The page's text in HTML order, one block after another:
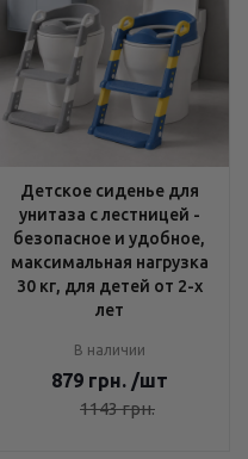
Детское сиденье для
унитаза с лестницей -
безопасное и удобное,
максимальная нагрузка
30 кг, для детей от 2-х
лет
В наличии
879 грн. /шт
1143грн.